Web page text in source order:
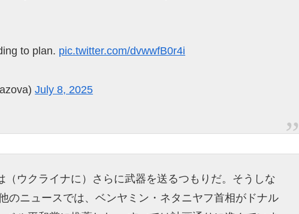
to plan. pic.twitter.com/dvwwfB0r4i
July 8, 2025
（ウクライナに）さらに武器を送るつもりだ。そうしな
のニュースでは、ベンヤミン・ネタニヤフ首相がドナル